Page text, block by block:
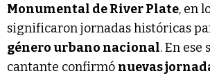
Monumental de River Plate, en
significaron jornadas históricas
género urbano nacional. En ese
cantante confirmó nuevas